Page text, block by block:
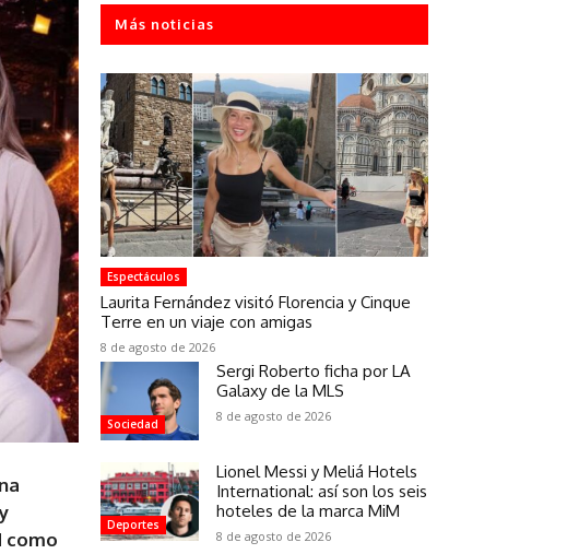
como
Más noticias
Espectáculos
Laurita Fernández visitó Florencia y Cinque
Terre en un viaje con amigas
8 de agosto de 2026
Sociedad
Sergi Roberto ficha por LA
Galaxy de la MLS
8 de agosto de 2026
Deportes
Lionel Messi y Meliá Hotels
International: así son los seis
hoteles de la marca MiM
8 de agosto de 2026